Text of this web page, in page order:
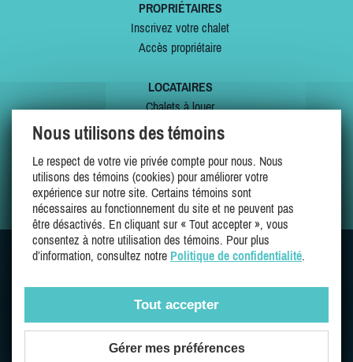
PROPRIÉTAIRES
Inscrivez votre chalet
Accès propriétaire
LOCATAIRES
Chalets à louer
Chalets à vendre
Offres spéciales
Mes favoris
SUIVEZ-NOUS SUR
Une entreprise 100% québécoise et fière de l'être
Nous utilisons des témoins
Le respect de votre vie privée compte pour nous. Nous
utilisons des témoins (cookies) pour améliorer votre
expérience sur notre site. Certains témoins sont
nécessaires au fonctionnement du site et ne peuvent pas
être désactivés. En cliquant sur « Tout accepter », vous
consentez à notre utilisation des témoins. Pour plus
d’information, consultez notre Politique de confidentialité.
Tout accepter
Gérer mes préférences